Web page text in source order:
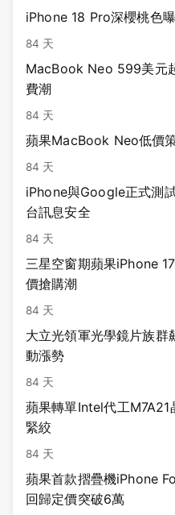
iPhone 18 Pro深櫻桃色
84 天
MacBook Neo 599美元
費潮
84 天
蘋果MacBook Neo低價
84 天
iPhone與Google正式測
台訊息安全
84 天
三星空窗期蘋果iPhone
價搶購潮
84 天
大立光領軍光學鏡片族
動漲勢
84 天
蘋果轉單Intel代工
緊絞
84 天
蘋果首款摺疊機iPhone
回歸定價突破6萬